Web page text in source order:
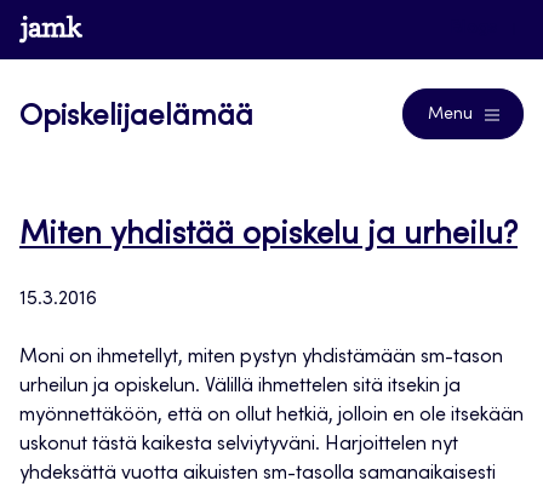
Siirry
suoraan
www.jamk.fi
Opiskelijaelämää Menu
Miten yhdistää opiskelu ja urheilu?
15.3.2016
Moni on ihmetellyt, miten pystyn yhdistämään sm-tason
urheilun ja opiskelun. Välillä ihmettelen sitä itsekin ja
myönnettäköön, että on ollut hetkiä, jolloin en ole itsekään
uskonut tästä kaikesta selviytyväni. Harjoittelen nyt
yhdeksättä vuotta aikuisten sm-tasolla samanaikaisesti